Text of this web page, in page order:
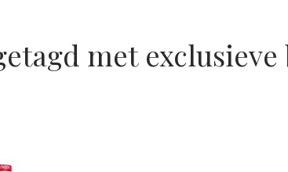
met exclusieve